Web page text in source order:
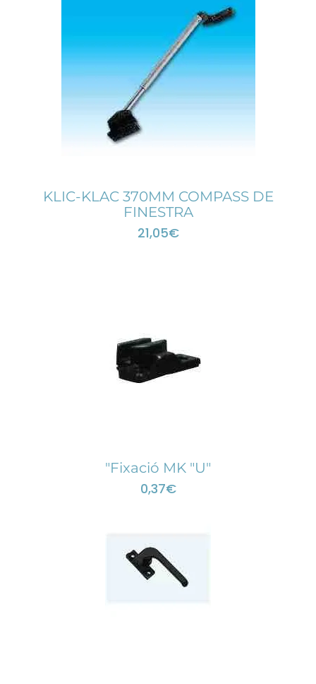
KLIC-KLAC 370MM COMPASS DE
FINESTRA
21,05€
"Fixació MK "U"
0,37€